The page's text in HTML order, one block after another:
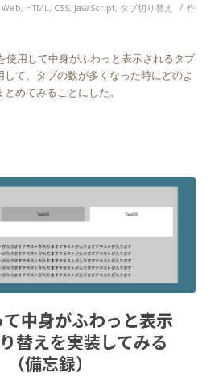
Web, HTML, CSS, JavaScript, タブ切り替え / 作
用して中身がふわっと表示されるタブ
て、タブの数が多くなった時にどのよ
めてみることにした。
中身がふわっと表示
替えを実装してみる
（備忘録）